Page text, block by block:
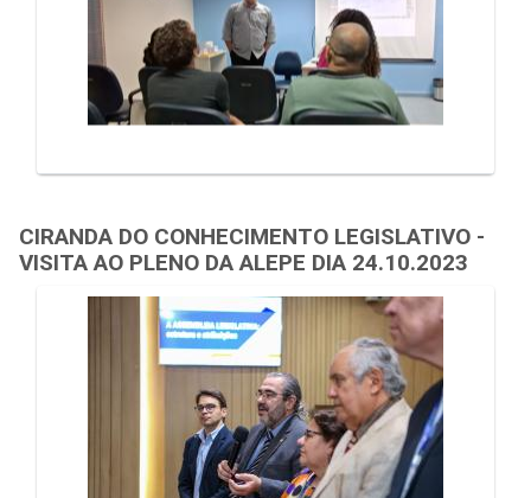
CIRANDA DO CONHECIMENTO LEGISLATIVO -
VISITA AO PLENO DA ALEPE DIA 24.10.2023
Galeria de Mídias